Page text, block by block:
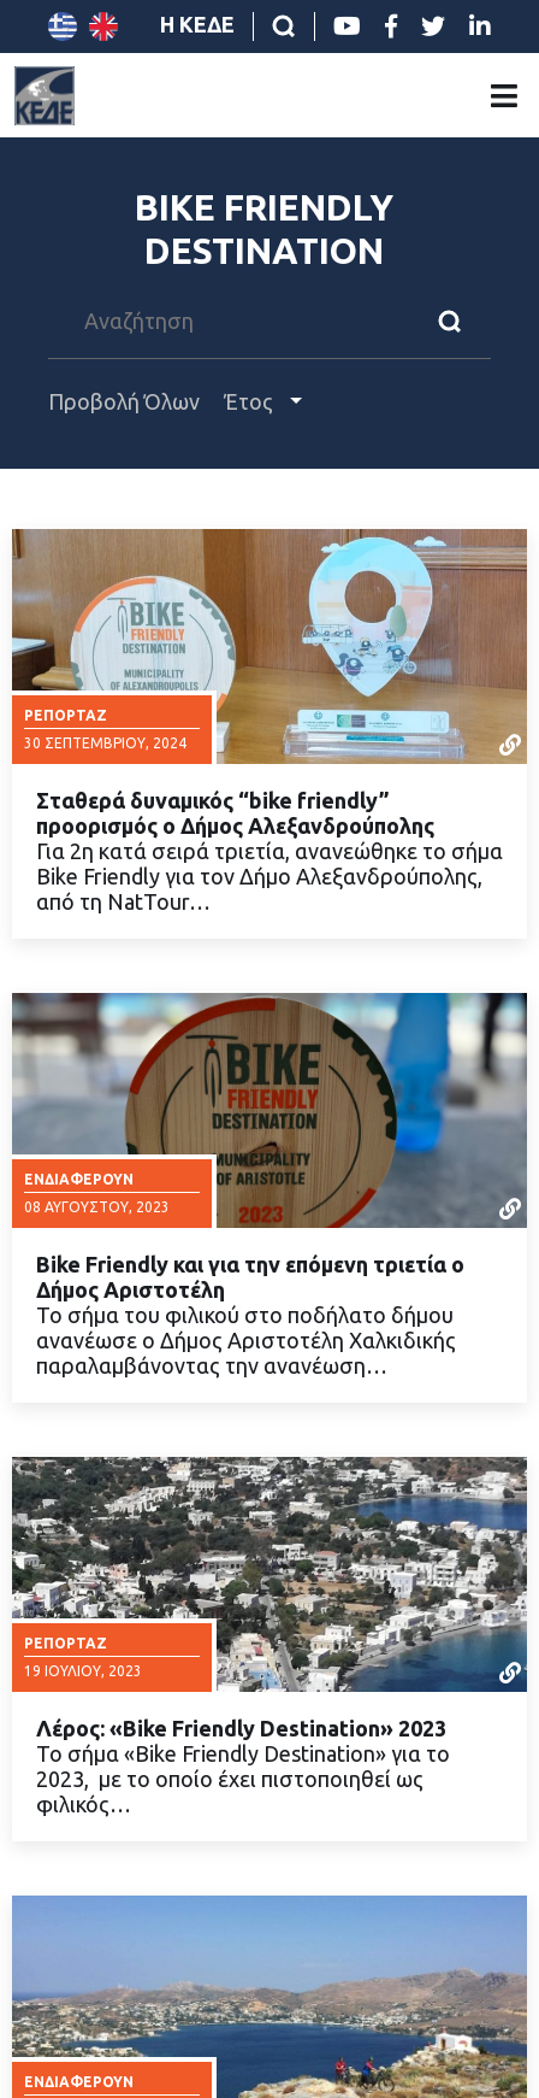
Η ΚΕΔΕ
BIKE FRIENDLY
DESTINATION
Προβολή Όλων Έτος
ΡΕΠΟΡΤΆΖ
30 ΣΕΠΤΕΜΒΡΊΟΥ, 2024
ΔΙΑΒΑΣΤΕ ΠΕΡΙΣΣΟΤΕΡΑ
Σταθερά δυναμικός “bike friendly”
προορισμός ο Δήμος Αλεξανδρούπολης
Για 2η κατά σειρά τριετία, ανανεώθηκε το σήμα
Bike Friendly για τον Δήμο Αλεξανδρούπολης,
από τη NatTour…
ΕΝΔΙΑΦΈΡΟΥΝ
08 ΑΥΓΟΎΣΤΟΥ, 2023
ΔΙΑΒΑΣΤΕ ΠΕΡΙΣΣΟΤΕΡΑ
Bike Friendly και για την επόμενη τριετία ο
Δήμος Αριστοτέλη
Το σήμα του φιλικού στο ποδήλατο δήμου
ανανέωσε ο Δήμος Αριστοτέλη Χαλκιδικής
παραλαμβάνοντας την ανανέωση…
ΡΕΠΟΡΤΆΖ
19 ΙΟΥΛΊΟΥ, 2023
Λέρος: «Bike Friendly Destination» 2023
Το σήμα «Bike Friendly Destination» για το
2023, με το οποίο έχει πιστοποιηθεί ως
φιλικός…
ΕΝΔΙΑΦΈΡΟΥΝ